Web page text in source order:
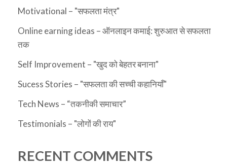
Motivational – "सफलता मंत्र"
Online earning ideas – ऑनलाइन कमाई: शुरुआत से सफलता
तक
Self Improvement – "खुद को बेहतर बनाना"
Sucess Stories – "सफलता की सच्ची कहानियाँ"
Tech News – “तकनीकी समाचार”
Testimonials – "लोगों की राय"
RECENT COMMENTS